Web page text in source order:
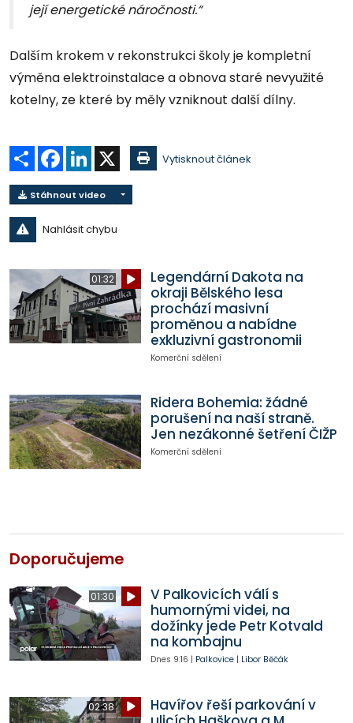
její energetické náročnosti.“
Dalším krokem v rekonstrukci školy je kompletní
výměna elektroinstalace a obnova staré nevyužité
kotelny, ze které by měly vzniknout další dílny.
Sdílet Facebook
LinkedIn Vytisknout článek
Stáhnout video
Nahlásit chybu
01:32
Legendární Dakota na
okraji Bělského lesa
prochází masivní
proměnou a nabídne
exkluzivní gastronomii
Komerční sdělení
Ridera Bohemia: žádné
porušení na naší straně.
Jen nezákonné šetření ČIŽP
Komerční sdělení
Doporučujeme
01:30
V Palkovicích válí s
humornými videi, na
dožínky jede Petr Kotvald
na kombajnu
Dnes 9:16 | Palkovice| Libor Běčák
02:38
Havířov řeší parkování v